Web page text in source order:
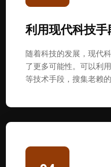
利用现代科技手
随着科技的发展，现代
了更多可能性。可以利
等技术手段，搜集老赖的